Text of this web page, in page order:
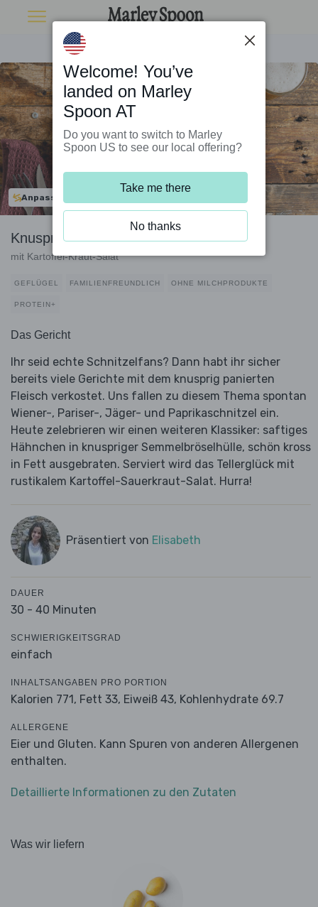
Anpassbar
Knuspriges Hähnchenschnitzel
mit Kartoffel-Kraut-Salat
GEFLÜGEL FAMILIENFREUNDLICH OHNE MILCHPRODUKTE
PROTEIN+
Das Gericht
Ihr seid echte Schnitzelfans? Dann habt ihr sicher
bereits viele Gerichte mit dem knusprig panierten
Fleisch verkostet. Uns fallen zu diesem Thema spontan
Wiener-, Pariser-, Jäger- und Paprikaschnitzel ein.
Heute zelebrieren wir einen weiteren Klassiker: saftiges
Hähnchen in knuspriger Semmelbröselhülle, schön kross
in Fett ausgebraten. Serviert wird das Tellerglück mit
rustikalem Kartoffel-Sauerkraut-Salat. Hurra!
Präsentiert von Elisabeth
DAUER
30 - 40 Minuten
SCHWIERIGKEITSGRAD
einfach
INHALTSANGABEN PRO PORTION
Kalorien 771, Fett 33, Eiweiß 43, Kohlenhydrate 69.7
ALLERGENE
Eier und Gluten. Kann Spuren von anderen Allergenen
enthalten.
Detaillierte Informationen zu den Zutaten
Was wir liefern
Welcome! You’ve
landed on Marley
Spoon AT
Do you want to switch to Marley
Spoon US to see our local offering?
Take me there
No thanks